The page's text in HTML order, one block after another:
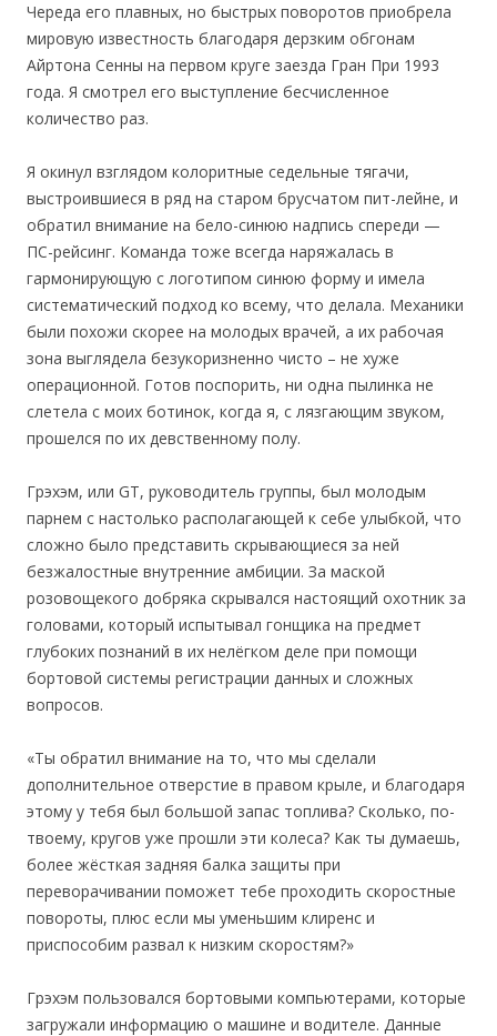
Череда его плавных, но быстрых поворотов приобрела
мировую известность благодаря дерзким обгонам
Айртона Сенны на первом круге заезда Гран При 1993
года. Я смотрел его выступление бесчисленное
количество раз.
Я окинул взглядом колоритные седельные тягачи,
выстроившиеся в ряд на старом брусчатом пит-лейне, и
обратил внимание на бело-синюю надпись спереди —
ПС-рейсинг. Команда тоже всегда наряжалась в
гармонирующую с логотипом синюю форму и имела
систематический подход ко всему, что делала. Механики
были похожи скорее на молодых врачей, а их рабочая
зона выглядела безукоризненно чисто – не хуже
операционной. Готов поспорить, ни одна пылинка не
слетела с моих ботинок, когда я, с лязгающим звуком,
прошелся по их девственному полу.
Грэхэм, или GT, руководитель группы, был молодым
парнем с настолько располагающей к себе улыбкой, что
сложно было представить скрывающиеся за ней
безжалостные внутренние амбиции. За маской
розовощекого добряка скрывался настоящий охотник за
головами, который испытывал гонщика на предмет
глубоких познаний в их нелёгком деле при помощи
бортовой системы регистрации данных и сложных
вопросов.
«Ты обратил внимание на то, что мы сделали
дополнительное отверстие в правом крыле, и благодаря
этому у тебя был большой запас топлива? Сколько, по-
твоему, кругов уже прошли эти колеса? Как ты думаешь,
более жёсткая задняя балка защиты при
переворачивании поможет тебе проходить скоростные
повороты, плюс если мы уменьшим клиренс и
приспособим развал к низким скоростям?»
Грэхэм пользовался бортовыми компьютерами, которые
загружали информацию о машине и водителе. Данные